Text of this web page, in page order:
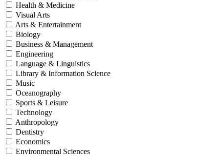
Health & Medicine
Visual Arts
Arts & Entertainment
Biology
Business & Management
Engineering
Language & Linguistics
Library & Information Science
Music
Oceanography
Sports & Leisure
Technology
Anthropology
Dentistry
Economics
Environmental Sciences